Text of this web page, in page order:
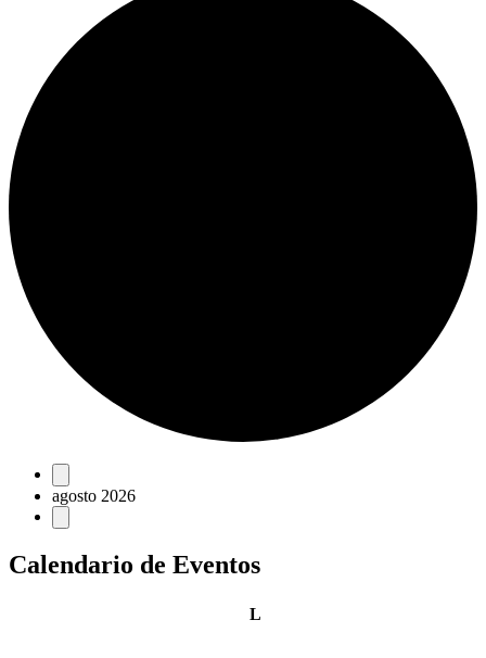
Eventos
agosto 2026
Calendario de Eventos
Llunes